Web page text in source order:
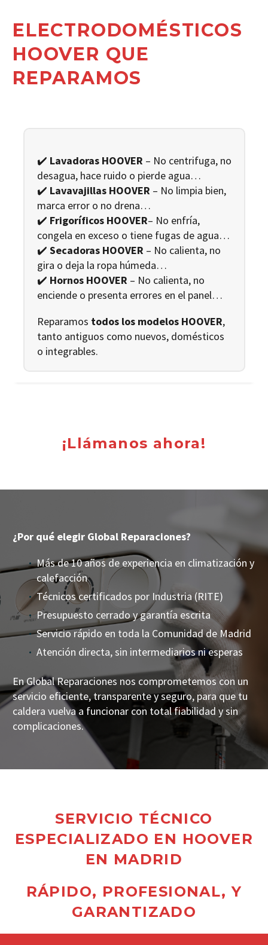
ELECTRODOMÉSTICOS
HOOVER QUE
REPARAMOS
✔️ Lavadoras HOOVER – No centrifuga, no
desagua, hace ruido o pierde agua…
✔️ Lavavajillas HOOVER – No limpia bien,
marca error o no drena…
✔️ Frigoríficos HOOVER– No enfría,
congela en exceso o tiene fugas de agua…
✔️ Secadoras HOOVER – No calienta, no
gira o deja la ropa húmeda…
✔️ Hornos HOOVER – No calienta, no
enciende o presenta errores en el panel…
Reparamos todos los modelos HOOVER,
tanto antiguos como nuevos, domésticos
o integrables.
¡Llámanos ahora!
¿Por qué elegir Global Reparaciones?
Más de 10 años de experiencia en climatización y
calefacción
Técnicos certificados por Industria (RITE)
Presupuesto cerrado y garantía escrita
Servicio rápido en toda la Comunidad de Madrid
Atención directa, sin intermediarios ni esperas
En Global Reparaciones nos comprometemos con un
servicio eficiente, transparente y seguro, para que tu
caldera vuelva a funcionar con total fiabilidad y sin
complicaciones.
SERVICIO TÉCNICO
ESPECIALIZADO EN HOOVER
EN MADRID
RÁPIDO, PROFESIONAL, Y
GARANTIZADO